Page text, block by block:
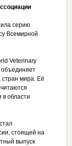
серию
Всемирной
Veterinary
объединяет
стран мира. Её
области
стоящей на
выпуск